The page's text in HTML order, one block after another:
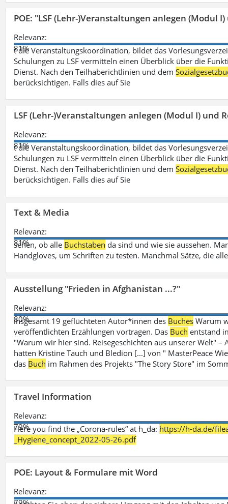
POE: "LSF (Lehr-)Veranstaltungen anlegen (Modul
Relevanz:
81%
t die Veranstaltungskoordination, bildet das
Schulungen zu LSF vermitteln einen Überblick über die
Dienst. Nach den Teilhaberichtlinien und dem
berücksichtigen. Falls dies auf Sie
LSF (Lehr-)Veranstaltungen anlegen (Modul I) und
Relevanz:
81%
t die Veranstaltungskoordination, bildet das
Schulungen zu LSF vermitteln einen Überblick über die
Dienst. Nach den Teilhaberichtlinien und dem
berücksichtigen. Falls dies auf Sie
Text & Media
Relevanz:
81%
sehen, ob alle Buchstaben da sind und wie sie aussehen.
Handgloves, um Schriften zu testen. Manchmal Sätze, die
Ausstellung "Frieden in Afghanistan ...?"
Relevanz:
80%
insgesamt 19 geflüchteten Autor*innen des Buches Warum
veröffentlichten Erzählungen vortragen. Das Buch entstand
"Warum wir hier sind. Reisegeschichten aus unserer Welt"
hatten Kristine Tauch und Bledion [...] von " MasterPeace
das Buch im Rahmen des Projekts "The Story Store" im
Travel Information
Relevanz:
79%
Here you find the „Corona-rules“ at h_da: https://h-da.de/
_Hygiene_concept_2022-05-26.pdf
POE: Layout & Formulare mit Word
Relevanz: